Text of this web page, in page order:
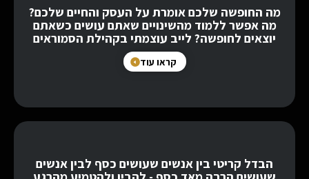
מה החופשה שלכם אומרת על העסק והחיים שלכם?
מה אפשר ללמוד מהשינויים שאתם עושים כשאתם
יוצאים לחופשה? לייב עוצמתי בקהילת הסמוראים
קראו עוד
הבדל קריטי בין אנשים שעושים כסף לבין אנשים